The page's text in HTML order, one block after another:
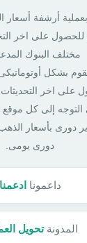
أرشفة أسعار
على اخر
مختلف البنوك
بشكل
على اخر
التوجه إلى كل
دورى بأسعار
دورى يومى.
داعمونا ادعمنا
المدونةتحويل